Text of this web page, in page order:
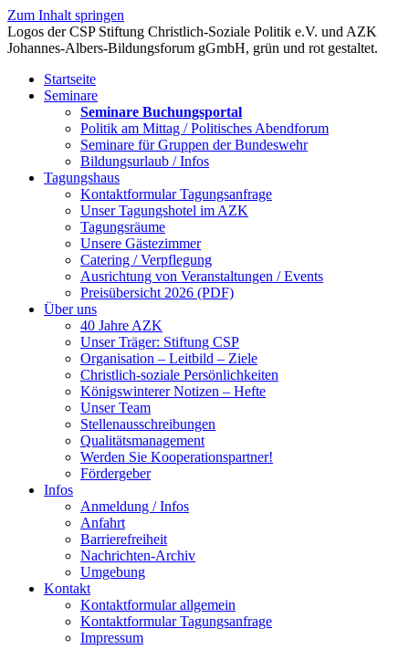
Zum Inhalt springen
Startseite
Seminare
Seminare Buchungsportal
Politik am Mittag / Politisches Abendforum
Seminare für Gruppen der Bundeswehr
Bildungsurlaub / Infos
Tagungshaus
Kontaktformular Tagungsanfrage
Unser Tagungshotel im AZK
Tagungsräume
Unsere Gästezimmer
Catering / Verpflegung
Ausrichtung von Veranstaltungen / Events
Preisübersicht 2026 (PDF)
Über uns
40 Jahre AZK
Unser Träger: Stiftung CSP
Organisation – Leitbild – Ziele
Christlich-soziale Persönlichkeiten
Königswinterer Notizen – Hefte
Unser Team
Stellenausschreibungen
Qualitätsmanagement
Werden Sie Kooperationspartner!
Fördergeber
Infos
Anmeldung / Infos
Anfahrt
Barrierefreiheit
Nachrichten-Archiv
Umgebung
Kontakt
Kontaktformular allgemein
Kontaktformular Tagungsanfrage
Impressum